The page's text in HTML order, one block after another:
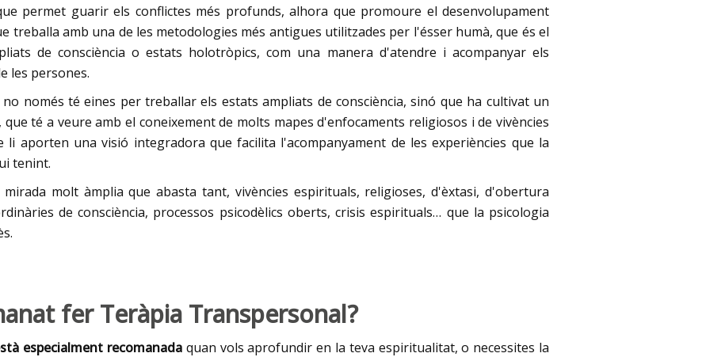
permet guarir els conflictes més profunds, alhora que promoure el desenvolupament
treballa amb una de les metodologies més antigues utilitzades per l'ésser humà, que és el
de consciència o estats holotròpics, com una manera d'atendre i acompanyar els
les persones.
només té eines per treballar els estats ampliats de consciència, sinó que ha cultivat un
té a veure amb el coneixement de molts mapes d'enfocaments religiosos i de vivències
li aporten una visió integradora que facilita l'acompanyament de les experiències que la
tenint.
molt àmplia que abasta tant, vivències espirituals, religioses, d'èxtasi, d'obertura
de consciència, processos psicodèlics oberts, crisis espirituals… que la psicologia
fer Teràpia Transpersonal?
especialment recomanada quan vols aprofundir en la teva espiritualitat, o necessites la